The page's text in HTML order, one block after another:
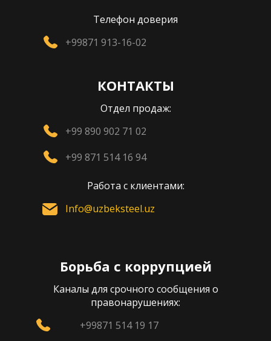
Телефон доверия
+99871 913-16-02
КОНТАКТЫ
Отдел продаж:
+99 890 902 71 02
+99 871 514 16 94
Работа с клиентами:
Info@uzbeksteel.uz
Борьба с коррупцией
Каналы для срочного сообщения о
правонарушениях:
+99871 514 19 17